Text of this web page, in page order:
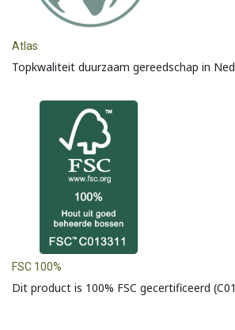
Atlas
Topkwaliteit duurzaam gereedschap in
FSC 100%
Dit product is 100% FSC gecertificeerd